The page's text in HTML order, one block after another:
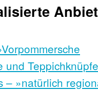
und
– »natürlich